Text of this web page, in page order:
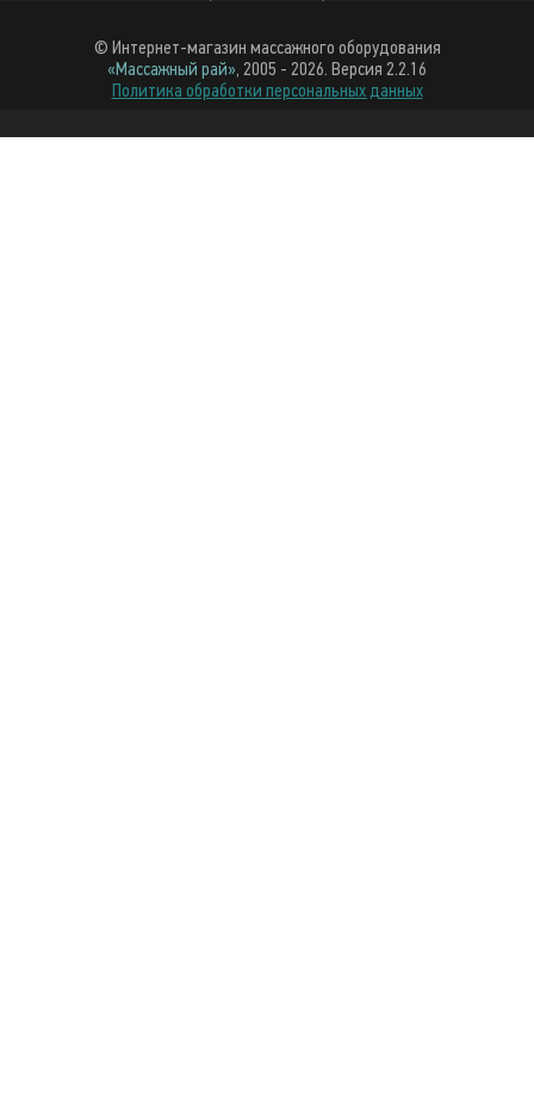
© Интернет-магазин массажного оборудования
«Массажный рай», 2005 - 2026. Версия 2.2.16
Политика обработки персональных данных